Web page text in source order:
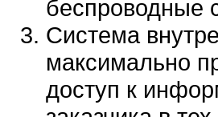
беспроводные
Система
максимально
доступ к